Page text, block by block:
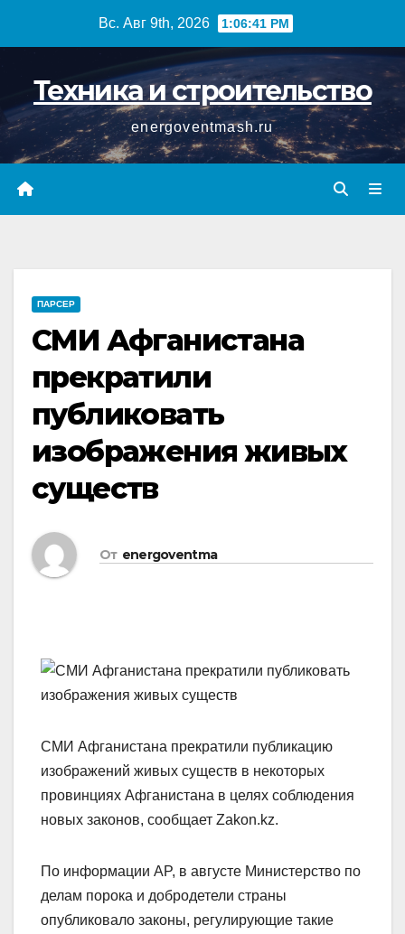
Вс. Авг 9th, 2026 1:06:42 PM
Техника и строительство
energoventmash.ru
ПАРСЕР
СМИ Афганистана
прекратили
публиковать
изображения живых
существ
От energoventma
СМИ Афганистана прекратили публикацию
изображений живых существ в некоторых
провинциях Афганистана в целях соблюдения
новых законов, сообщает Zakon.kz.
По информации AP, в августе Министерство по
делам порока и добродетели страны
опубликовало законы, регулирующие такие